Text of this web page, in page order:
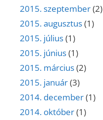
2015. szeptember(2)
2015. augusztus(1)
2015. július(1)
2015. június(1)
2015. március(2)
2015. január(3)
2014. december(1)
2014. október(1)